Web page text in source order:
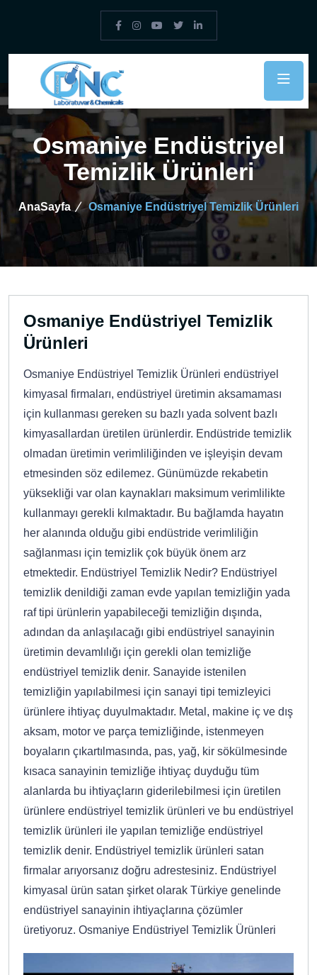
Osmaniye Endüstriyel
Temizlik Ürünleri
AnaSayfa Osmaniye Endüstriyel Temizlik Ürünleri
Osmaniye Endüstriyel Temizlik
Ürünleri
Osmaniye Endüstriyel Temizlik Ürünleri endüstriyel
kimyasal firmaları, endüstriyel üretimin aksamaması
için kullanması gereken su bazlı yada solvent bazlı
kimyasallardan üretilen ürünlerdir. Endüstride temizlik
olmadan üretimin verimliliğinden ve işleyişin devam
etmesinden söz edilemez. Günümüzde rekabetin
yüksekliği var olan kaynakları maksimum verimlilikte
kullanmayı gerekli kılmaktadır. Bu bağlamda hayatın
her alanında olduğu gibi endüstride verimliliğin
sağlanması için temizlik çok büyük önem arz
etmektedir. Endüstriyel Temizlik Nedir? Endüstriyel
temizlik denildiği zaman evde yapılan temizliğin yada
raf tipi ürünlerin yapabileceği temizliğin dışında,
adından da anlaşılacağı gibi endüstriyel sanayinin
üretimin devamlılığı için gerekli olan temizliğe
endüstriyel temizlik denir. Sanayide istenilen
temizliğin yapılabilmesi için sanayi tipi temizleyici
ürünlere ihtiyaç duyulmaktadır. Metal, makine iç ve dış
aksam, motor ve parça temizliğinde, istenmeyen
boyaların çıkartılmasında, pas, yağ, kir sökülmesinde
kısaca sanayinin temizliğe ihtiyaç duyduğu tüm
alanlarda bu ihtiyaçların giderilebilmesi için üretilen
ürünlere endüstriyel temizlik ürünleri ve bu endüstriyel
temizlik ürünleri ile yapılan temizliğe endüstriyel
temizlik denir. Endüstriyel temizlik ürünleri satan
firmalar arıyorsanız doğru adrestesiniz. Endüstriyel
kimyasal ürün satan şirket olarak Türkiye genelinde
endüstriyel sanayinin ihtiyaçlarına çözümler
üretiyoruz. Osmaniye Endüstriyel Temizlik Ürünleri